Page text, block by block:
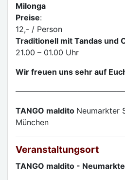
Milonga
Preise:
12,- / Person
Traditionell mit Tandas und
21.00 – 01.00 Uhr
Wir freuen uns sehr auf
TANGO maldito Neumarkter
München
Veranstaltungsort
TANGO maldito -